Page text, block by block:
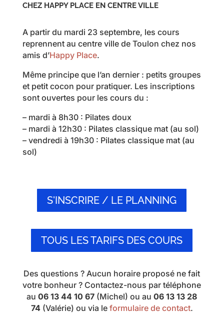
CHEZ HAPPY PLACE EN CENTRE VILLE
A partir du mardi 23 septembre, les cours
reprennent au centre ville de Toulon chez nos
amis d’Happy Place.
Même principe que l’an dernier : petits groupes
et petit cocon pour pratiquer. Les inscriptions
sont ouvertes pour les cours du :
– mardi à 8h30 : Pilates doux
– mardi à 12h30 : Pilates classique mat (au sol)
– vendredi à 19h30 : Pilates classique mat (au
sol)
S'INSCRIRE / LE PLANNING
TOUS LES TARIFS DES COURS
Des questions ? Aucun horaire proposé ne fait
votre bonheur ? Contactez-nous par téléphone
au06 13 44 10 67 (Michel) ou au06 13 13 28
74 (Valérie) ou via le formulaire de contact.